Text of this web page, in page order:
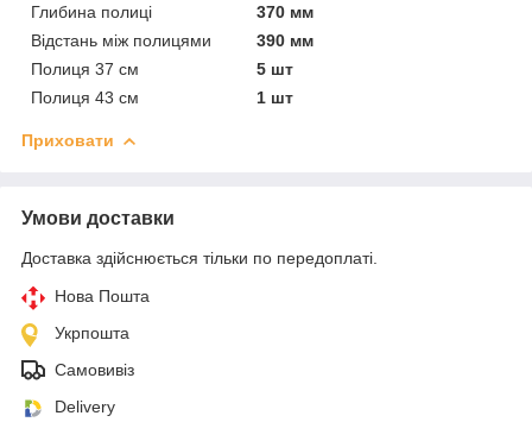
Глибина полиці
370 мм
Відстань між полицями
390 мм
Полиця 37 см
5 шт
Полиця 43 см
1 шт
Приховати
Умови доставки
Доставка здійснюється тільки по передоплаті.
Нова Пошта
Укрпошта
Самовивіз
Delivery